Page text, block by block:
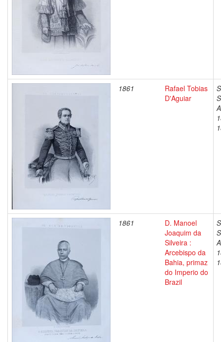
1861
Rafael Tobias
D'Aguiar
1861
D. Manoel
Joaquim da
Silveira :
Arcebispo da
Bahia, primaz
do Imperio do
Brazil